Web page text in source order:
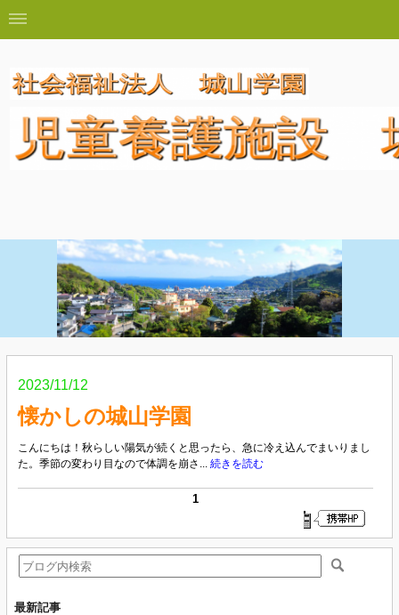
2023/11/12
懐かしの城山学園
こんにちは！秋らしい陽気が続くと思ったら、急に冷え込んでまいりまし
た。季節の変わり目なので体調を崩さ... 続きを読む
1
最新記事